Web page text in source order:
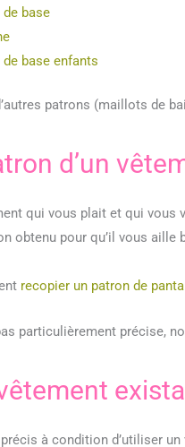
base
base enfants
patrons (maillots de
d’un
qui vous plait et qui vous
obtenu pour qu’il vous
recopier un patron de
particulièrement précise,
à condition d’utiliser